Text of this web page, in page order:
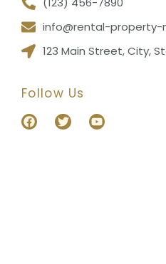
info@rental-
123 Main Street, City,
Follow Us